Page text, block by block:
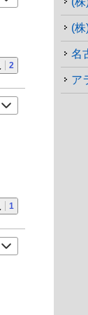
2
1
(
名